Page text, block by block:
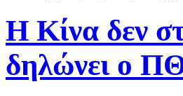
Η Κίνα δεν
δηλώνει ο